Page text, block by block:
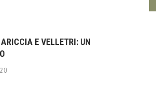
E VELLETRI: UN